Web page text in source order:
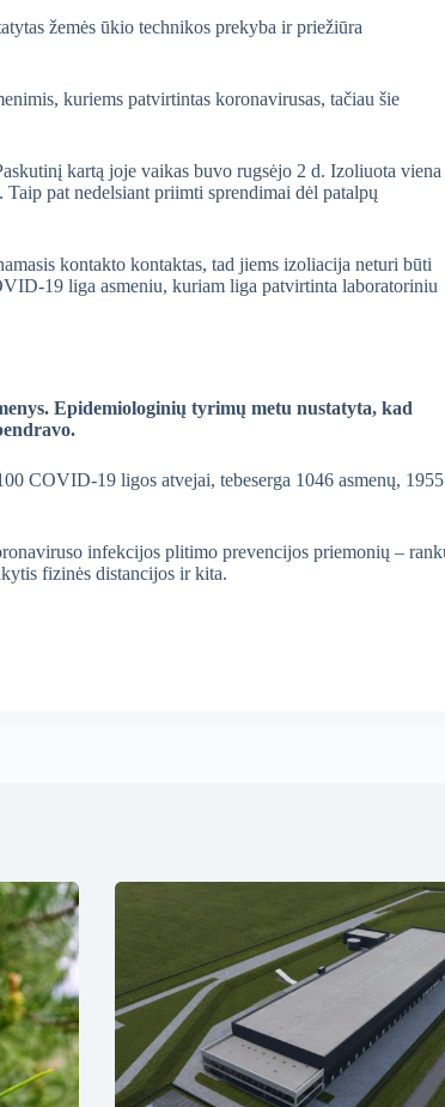
žemės ūkio technikos prekyba ir priežiūra
kuriems patvirtintas koronavirusas, tačiau šie
kartą joje vaikas buvo rugsėjo 2 d. Izoliuota viena
pat nedelsiant priimti sprendimai dėl patalpų
kontakto kontaktas, tad jiems izoliacija neturi būti
19 liga asmeniu, kuriam liga patvirtinta laboratoriniu
Epidemiologinių tyrimų metu nustatyta, kad
COVID-19 ligos atvejai, tebeserga 1046 asmenų, 1955
infekcijos plitimo prevencijos priemonių –
fizinės distancijos ir kita.